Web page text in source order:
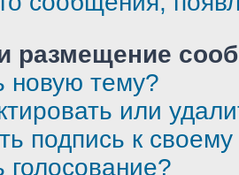
размещение
новую тему?
или
подпись к
голосование?